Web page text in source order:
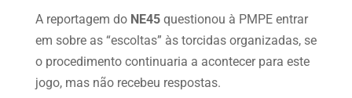
A reportagem do NE45 questionou à PMPE entrar
em sobre as “escoltas” às torcidas organizadas, se
o procedimento continuaria a acontecer para este
jogo, mas não recebeu respostas.